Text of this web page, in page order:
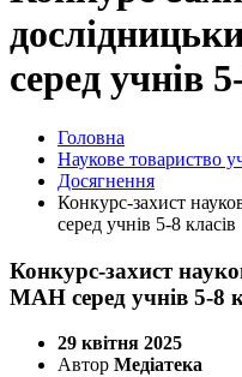
серед учнів
Головна
Наукове товариство
Досягнення
Конкурс-захист
серед учнів 5-8 класів
Конкурс-захист
МАН серед учнів 5-8
29 квітня 2025
Автор Медіатека